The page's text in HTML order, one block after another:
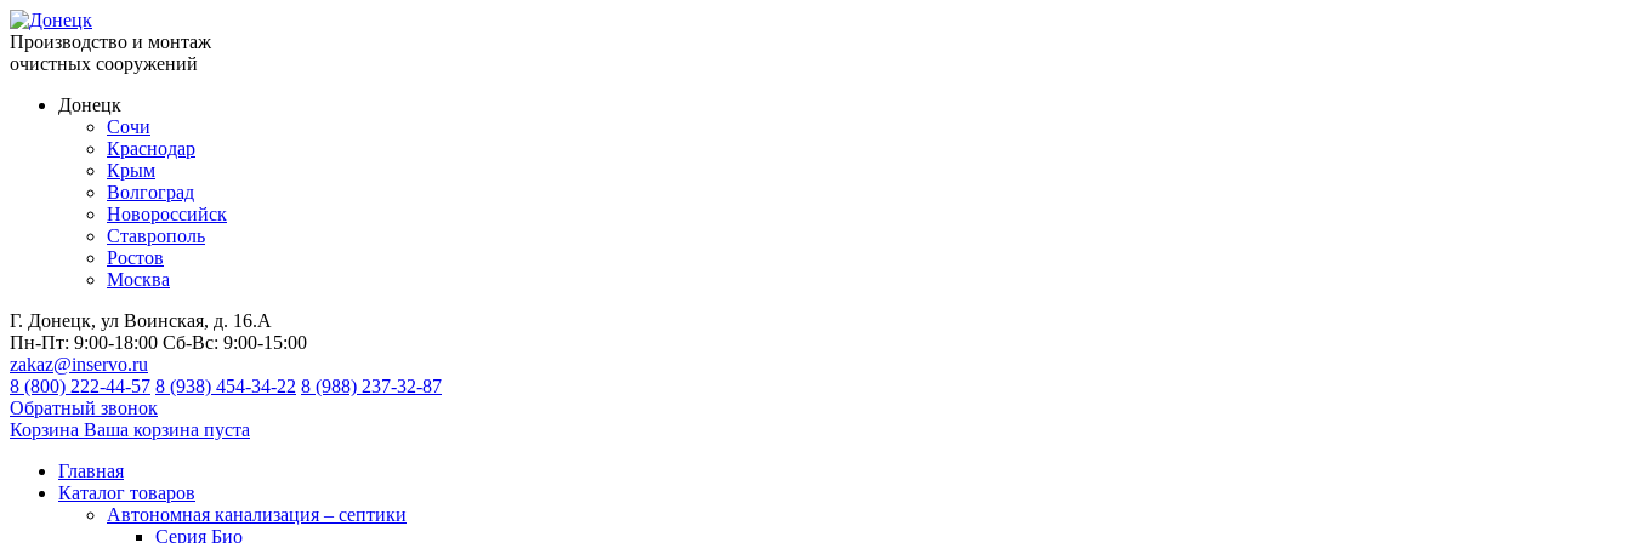
Производство и монтаж
очистных сооружений
Донецк
Сочи
Краснодар
Крым
Волгоград
Новороссийск
Ставрополь
Ростов
Москва
Г. Донецк, ул Воинская, д. 16.А
Пн-Пт: 9:00-18:00 Сб-Вс: 9:00-15:00
zakaz@inservo.ru
8 (800) 222-44-57 8 (938) 454-34-22 8 (988) 237-32-87
Обратный звонок
Корзина Ваша корзина пуста
Главная
Каталог товаров
Автономная канализация – септики
Серия Био